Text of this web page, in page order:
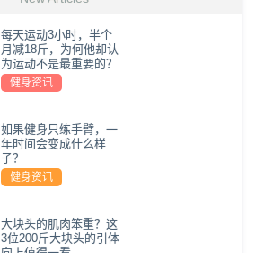
每天运动3小时，半个
月减18斤，为何他却认
为运动不是最重要的？
健身资讯
如果健身只练手臂，一
年时间会变成什么样
子？
健身资讯
大块头的肌肉笨重？这
3位200斤大块头的引体